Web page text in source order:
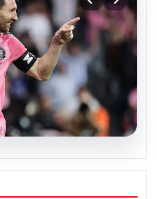
da durmuyor!